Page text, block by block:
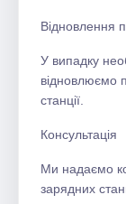
Відновлення
У випадку
відновлюємо
станції.
Консультація
Ми надаємо
зарядних